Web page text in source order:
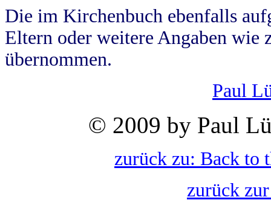
Die im Kirchenbuch ebenfalls
Eltern oder weitere Angaben wie
übernommen.
Paul
© 2009 by Paul
zurück zu: Back to
zurück